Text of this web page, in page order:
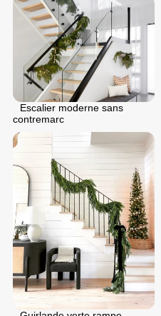
Escalier moderne sans
contremarc